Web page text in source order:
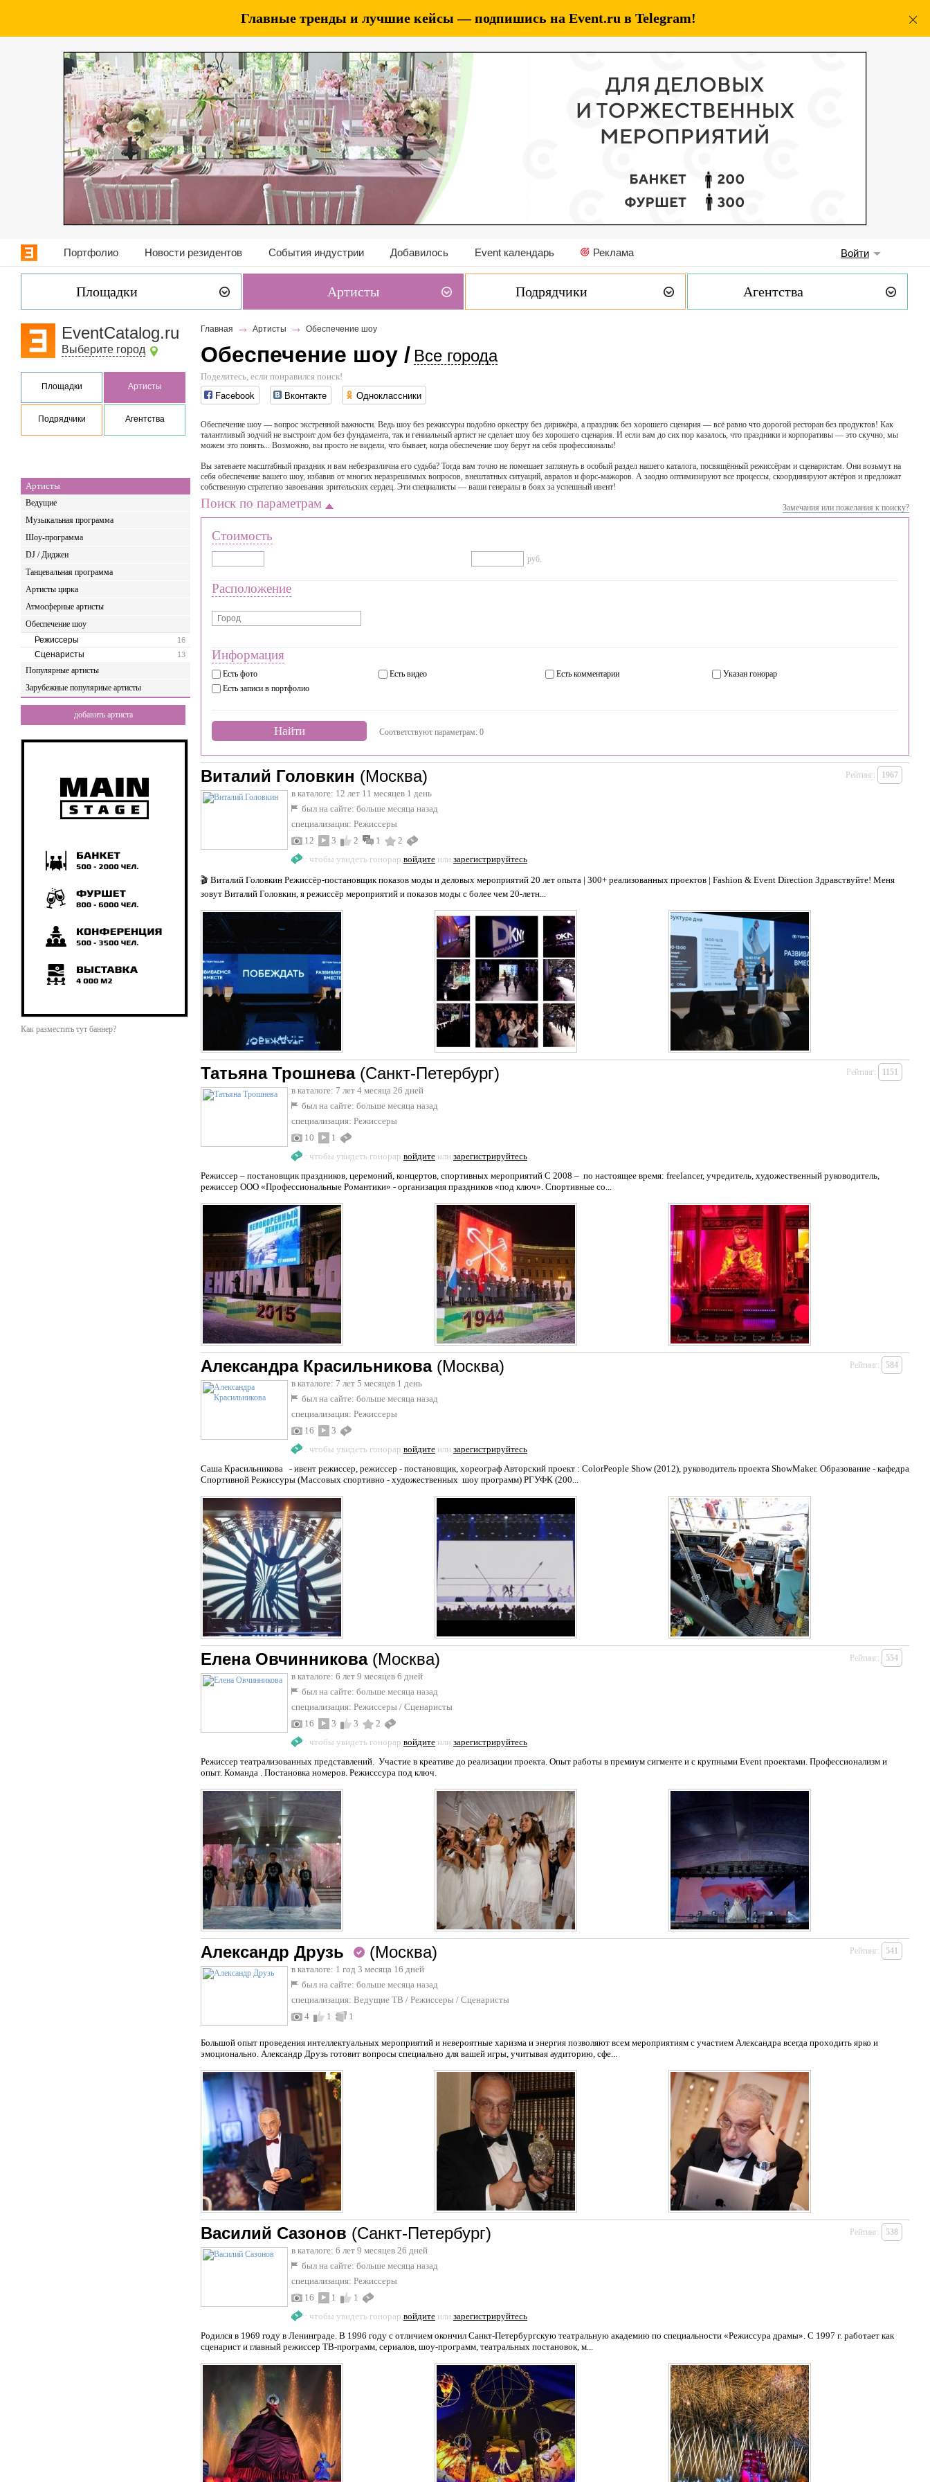
Главные тренды и лучшие кейсы — подпишись на Event.ru в Telegram!
Портфолио Новости резидентов События индустрии Добавилось Event календарь Реклама Войти
Площадки Артисты Подрядчики Агентства
EventCatalog.ru
Выберите город
Площадки Артисты
Подрядчики Агентства
Артисты
Ведущие
Музыкальная программа
Шоу-программа
DJ / Диджеи
Танцевальная программа
Артисты цирка
Атмосферные артисты
Обеспечение шоу
16
Режиссеры
13
Сценаристы
Популярные артисты
Зарубежные популярные артисты
добавить артиста
Как разместить тут баннер?
Главная → Артисты → Обеспечение шоу
Обеспечение шоу / Все города
Поделитесь, если понравился поиск!
Facebook Вконтакте Одноклассники
Обеспечение шоу — вопрос экстренной важности. Ведь шоу без режиссуры подобно оркестру без дирижёра, а праздник без хорошего сценария — всё равно что дорогой ресторан без продуктов! Как
талантливый зодчий не выстроит дом без фундамента, так и гениальный артист не сделает шоу без хорошего сценария. И если вам до сих пор казалось, что праздники и корпоративы — это скучно, мы
можем это понять... Возможно, вы просто не видели, что бывает, когда обеспечение шоу берут на себя профессионалы!
Вы затеваете масштабный праздник и вам небезразлична его судьба? Тогда вам точно не помешает заглянуть в особый раздел нашего каталога, посвящённый режиссёрам и сценаристам. Они возьмут на
себя обеспечение вашего шоу, избавив от многих неразрешимых вопросов, внештатных ситуаций, авралов и форс-мажоров. А заодно оптимизируют все процессы, скоординируют актёров и предложат
собственную стратегию завоевания зрительских сердец. Эти специалисты — ваши генералы в боях за успешный ивент!
Замечания или пожелания к поиску?
Поиск по параметрам
Стоимость
руб.
Расположение
Информация
Есть фото
Есть записи в портфолио
Есть видео Есть комментарии Указан гонорар
Найти Соответствуют параметрам: 0
Виталий Головкин (Москва)
в каталоге: 12 лет 11 месяцев 1 день
был на сайте: больше месяца назад
специализация: Режиссеры
12
3 2 1
2
: чтобы увидеть гонорар войдите или зарегистрируйтесь
🎬 Виталий Головкин Режиссёр-постановщик показов моды и деловых мероприятий 20 лет опыта | 300+ реализованных проектов | Fashion & Event Direction Здравствуйте! Меня
зовут Виталий Головкин, я режиссёр мероприятий и показов моды с более чем 20-летн...
Рейтинг: 1967
Татьяна Трошнева (Санкт-Петербург)
в каталоге: 7 лет 4 месяца 26 дней
был на сайте: больше месяца назад
специализация: Режиссеры
10
1
: чтобы увидеть гонорар войдите или зарегистрируйтесь
Режиссер – постановщик праздников, церемоний, концертов, спортивных мероприятий С 2008 – по настоящее время: freelancer, учредитель, художественный руководитель,
режиссер ООО «Профессиональные Романтики» - организация праздников «под ключ». Спортивные со...
Рейтинг: 1151
Александра Красильникова (Москва)
в каталоге: 7 лет 5 месяцев 1 день
был на сайте: больше месяца назад
специализация: Режиссеры
16
3
: чтобы увидеть гонорар войдите или зарегистрируйтесь
Саша Красильникова - ивент режиссер, режиссер - постановщик, хореограф Авторский проект : ColorPeople Show (2012), руководитель проекта ShowMaker. Образование - кафедра
Спортивной Режиссуры (Массовых спортивно - художественных шоу программ) РГУФК (200...
Рейтинг: 584
Елена Овчинникова (Москва)
в каталоге: 6 лет 9 месяцев 6 дней
был на сайте: больше месяца назад
специализация: Режиссеры / Сценаристы
16
3 3
2
: чтобы увидеть гонорар войдите или зарегистрируйтесь
Режиссер театрализованных представлений. Участие в креативе до реализации проекта. Опыт работы в премиум сигменте и с крупными Event проектами. Профессионализм и
опыт. Команда . Постановка номеров. Режисссура под ключ.
Рейтинг: 554
Александр Друзь (Москва)
в каталоге: 1 год 3 месяца 16 дней
был на сайте: больше месяца назад
специализация: Ведущие ТВ / Режиссеры / Сценаристы
4
1 1
Большой опыт проведения интеллектуальных мероприятий и невероятные харизма и энергия позволяют всем мероприятиям с участием Александра всегда проходить ярко и
эмоционально. Александр Друзь готовит вопросы специально для вашей игры, учитывая аудиторию, сфе...
Рейтинг: 541
Василий Сазонов (Санкт-Петербург)
в каталоге: 6 лет 9 месяцев 26 дней
был на сайте: больше месяца назад
специализация: Режиссеры
16
1
1
: чтобы увидеть гонорар войдите или зарегистрируйтесь
Родился в 1969 году в Ленинграде. В 1996 году с отличием окончил Санкт-Петербургскую театральную академию по специальности «Режиссура драмы». С 1997 г. работает как
сценарист и главный режиссер ТВ-программ, сериалов, шоу-программ, театральных постановок, м...
Рейтинг: 538